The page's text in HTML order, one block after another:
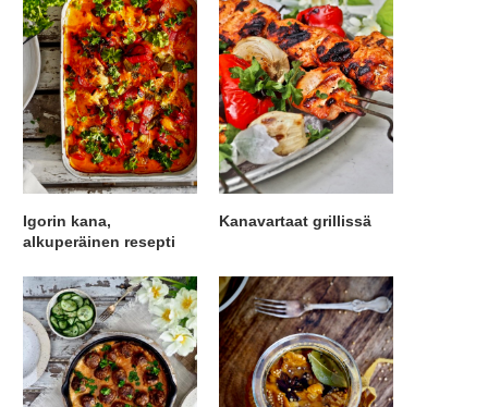
Igorin kana,
alkuperäinen resepti
Kanavartaat grillissä